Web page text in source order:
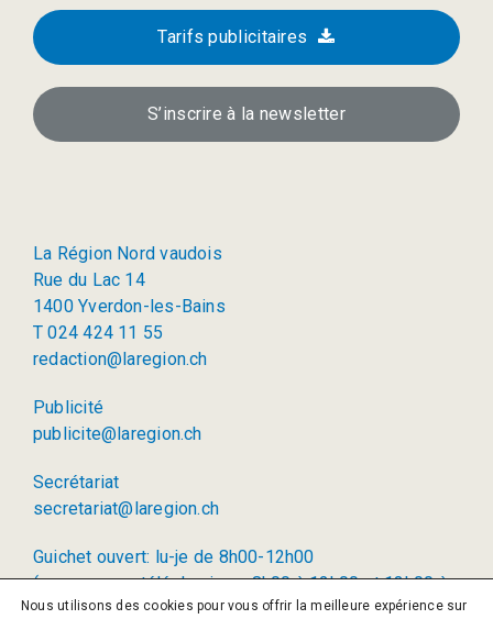
Tarifs publicitaires
S’inscrire à la newsletter
La Région Nord vaudois
Rue du Lac 14
1400 Yverdon-les-Bains
T 024 424 11 55
redaction@laregion.ch
Publicité
publicite@laregion.ch
Secrétariat
secretariat@laregion.ch
Guichet ouvert: lu-je de 8h00-12h00
(permanence téléphonique: 8h00 à 12h00 et 13h00 à
17h00)
Nous utilisons des cookies pour vous offrir la meilleure expérience sur